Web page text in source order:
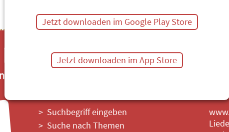
Suchbegriff eingeben
Suche nach Themen
Jetzt downloaden im Google Play Store
Jetzt downloaden im App Store